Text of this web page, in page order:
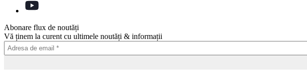
Abonare flux de noutăți
Vă ținem la curent cu ultimele noutăți & informații